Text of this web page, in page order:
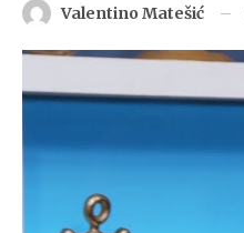
Valentino Matešić